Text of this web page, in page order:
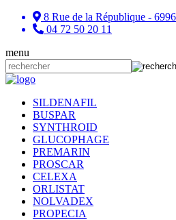
8 Rue de la République -
04 72 50 20 11
menu
SILDENAFIL
BUSPAR
SYNTHROID
GLUCOPHAGE
PREMARIN
PROSCAR
CELEXA
ORLISTAT
NOLVADEX
PROPECIA